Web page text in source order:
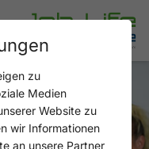
zu
Medien
Website zu
wir Informationen
an unsere Partner